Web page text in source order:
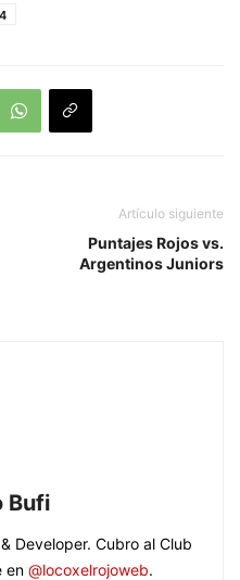
Artículo siguiente
Puntajes Rojos vs.
Argentinos Juniors
Bufi
Developer. Cubro al Club
en @locoxelrojoweb.